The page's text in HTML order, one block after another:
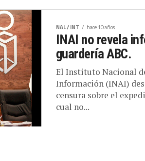
NAL / INT hace 10 años
INAI no revela
guardería ABC.
El Instituto Nacional
Información (INAI)
censura sobre el
cual no...